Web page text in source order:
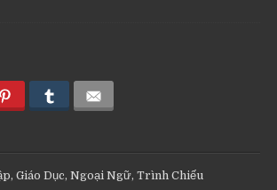
Giáo Dục, Ngoại Ngữ, Trình Chiếu